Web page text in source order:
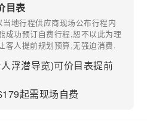
目表
地行程供应商现场公布行程内
成功预订自费行程,恕不以此为理
客人提前规划预算,无强迫消费.
浮潜导览)可价目表提前
起需现场自费